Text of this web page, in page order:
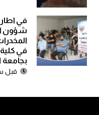
في
شؤون
في
بجامعة
قبل